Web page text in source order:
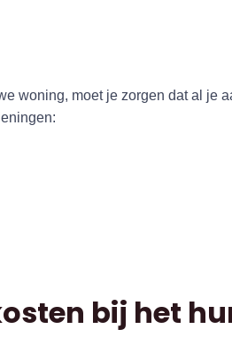
woning, moet je zorgen dat al je
bij het